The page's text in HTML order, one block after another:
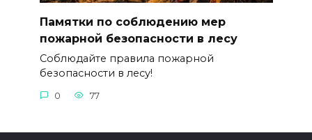
Памятки по соблюдению мер
пожарной безопасности в лесу
Соблюдайте правила пожарной
безопасности в лесу!
0 77